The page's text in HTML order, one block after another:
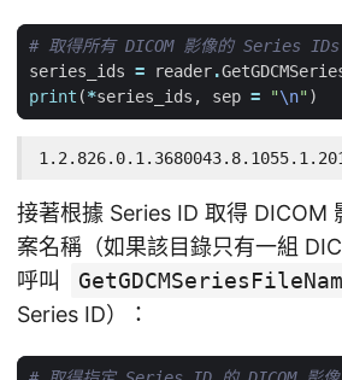
# 取得所有 DICOM 影像的 Series IDs
series_ids = reader.
print (*series_ids , sep = "\n")
接著根據 Series ID 取得 DICOM
案名稱（如果該目錄只有一組
呼叫
Series ID）：